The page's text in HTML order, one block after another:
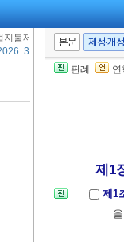
불제도 운영에 관한 법률
3. 10., 일부개정]
본문 제정·개
판례 연
제1장
제1